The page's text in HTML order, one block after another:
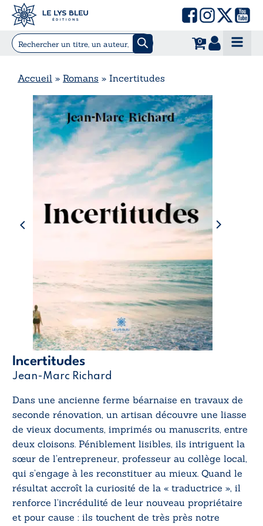
0
Accueil » Romans » Incertitudes
Incertitudes
Jean-Marc Richard
Dans une ancienne ferme béarnaise en travaux de
seconde rénovation, un artisan découvre une liasse
de vieux documents, imprimés ou manuscrits, entre
deux cloisons. Péniblement lisibles, ils intriguent la
sœur de l’entrepreneur, professeur au collège local,
qui s’engage à les reconstituer au mieux. Quand le
résultat accroît la curiosité de la « traductrice », il
renforce l’incrédulité de leur nouveau propriétaire
et pour cause : ils touchent de très près notre